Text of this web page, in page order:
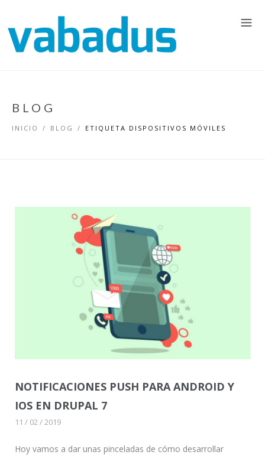
BLOG
INICIO / BLOG / ETIQUETA DISPOSITIVOS MÓVILES
NOTIFICACIONES PUSH PARA ANDROID Y
IOS EN DRUPAL 7
11 / 02 / 2019
Hoy vamos a dar unas pinceladas de cómo desarrollar